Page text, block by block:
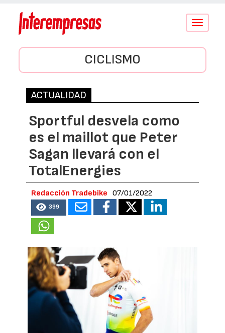
Conmutar
CICLISMO
ACTUALIDAD
Sportful desvela como
es el maillot que Peter
Sagan llevará con el
TotalEnergies
Redacción Tradebike 07/01/2022
399